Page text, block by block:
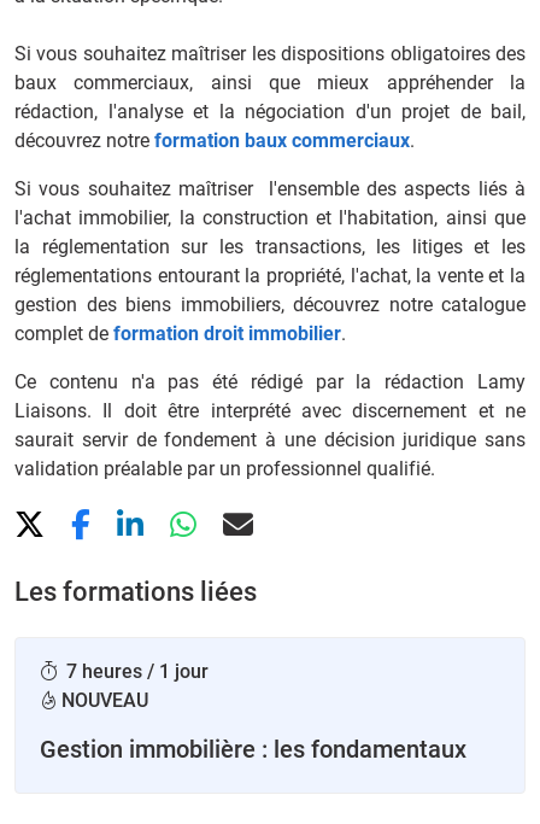
Si vous souhaitez maîtriser les dispositions obligatoires des
baux commerciaux, ainsi que mieux appréhender la
rédaction, l'analyse et la négociation d'un projet de bail,
découvrez notre formation baux commerciaux.
Si vous souhaitez maîtriser l'ensemble des aspects liés à
l'achat immobilier, la construction et l'habitation, ainsi que
la réglementation sur les transactions, les litiges et les
réglementations entourant la propriété, l'achat, la vente et la
gestion des biens immobiliers, découvrez notre catalogue
complet de formation droit immobilier.
Ce contenu n'a pas été rédigé par la rédaction Lamy
Liaisons. Il doit être interprété avec discernement et ne
saurait servir de fondement à une décision juridique sans
validation préalable par un professionnel qualifié.
Les formations liées
7 heures / 1 jour
NOUVEAU
Gestion immobilière : les fondamentaux